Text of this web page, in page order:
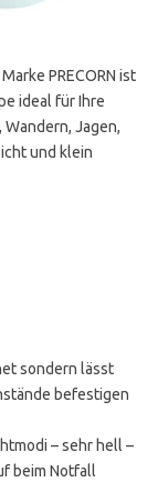
PRECORN ist
ideal für Ihre
Jagen,
und klein
sondern lässt
befestigen
– sehr hell –
beim Notfall